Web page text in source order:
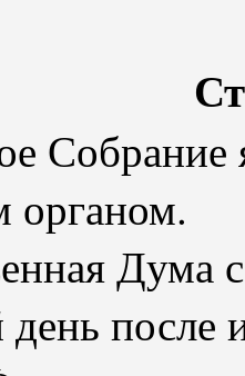
Собрание
Дума
после